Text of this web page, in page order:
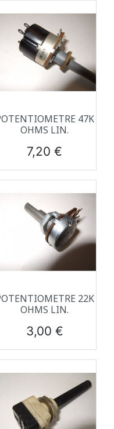
47K
OHMS LIN.
Prix
7,20 €
22K
OHMS LIN.
Prix
3,00 €